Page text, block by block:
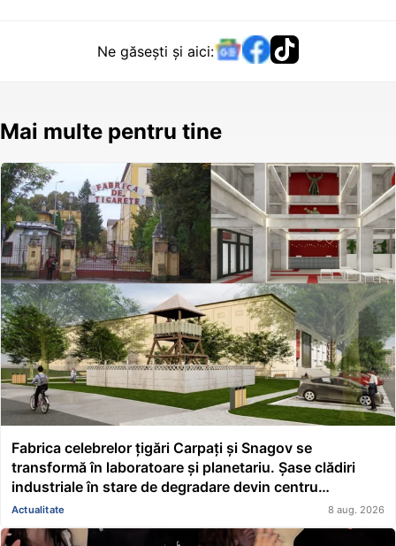
Ne găsești și aici:
Mai multe pentru tine
Fabrica celebrelor țigări Carpați și Snagov se
transformă în laboratoare și planetariu. Șase clădiri
industriale în stare de degradare devin centru
educațional și științific
Actualitate 8 aug. 2026